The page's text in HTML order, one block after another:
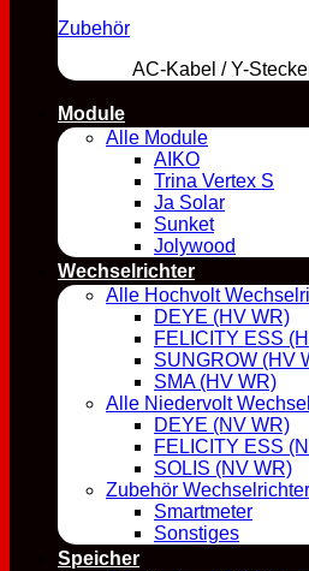
Zubehör
AC-Kabel / Y-
Module
Alle Module
AIKO
Trina Vertex S
Ja Solar
Sunket
Jolywood
Wechselrichter
Alle Hochvolt
DEYE (HV WR)
FELICITY ESS
SUNGROW (HV
SMA (HV WR)
Alle Niedervolt
DEYE (NV WR)
FELICITY ESS
SOLIS (NV WR)
Zubehör Wechselrichter
Smartmeter
Sonstiges
Speicher